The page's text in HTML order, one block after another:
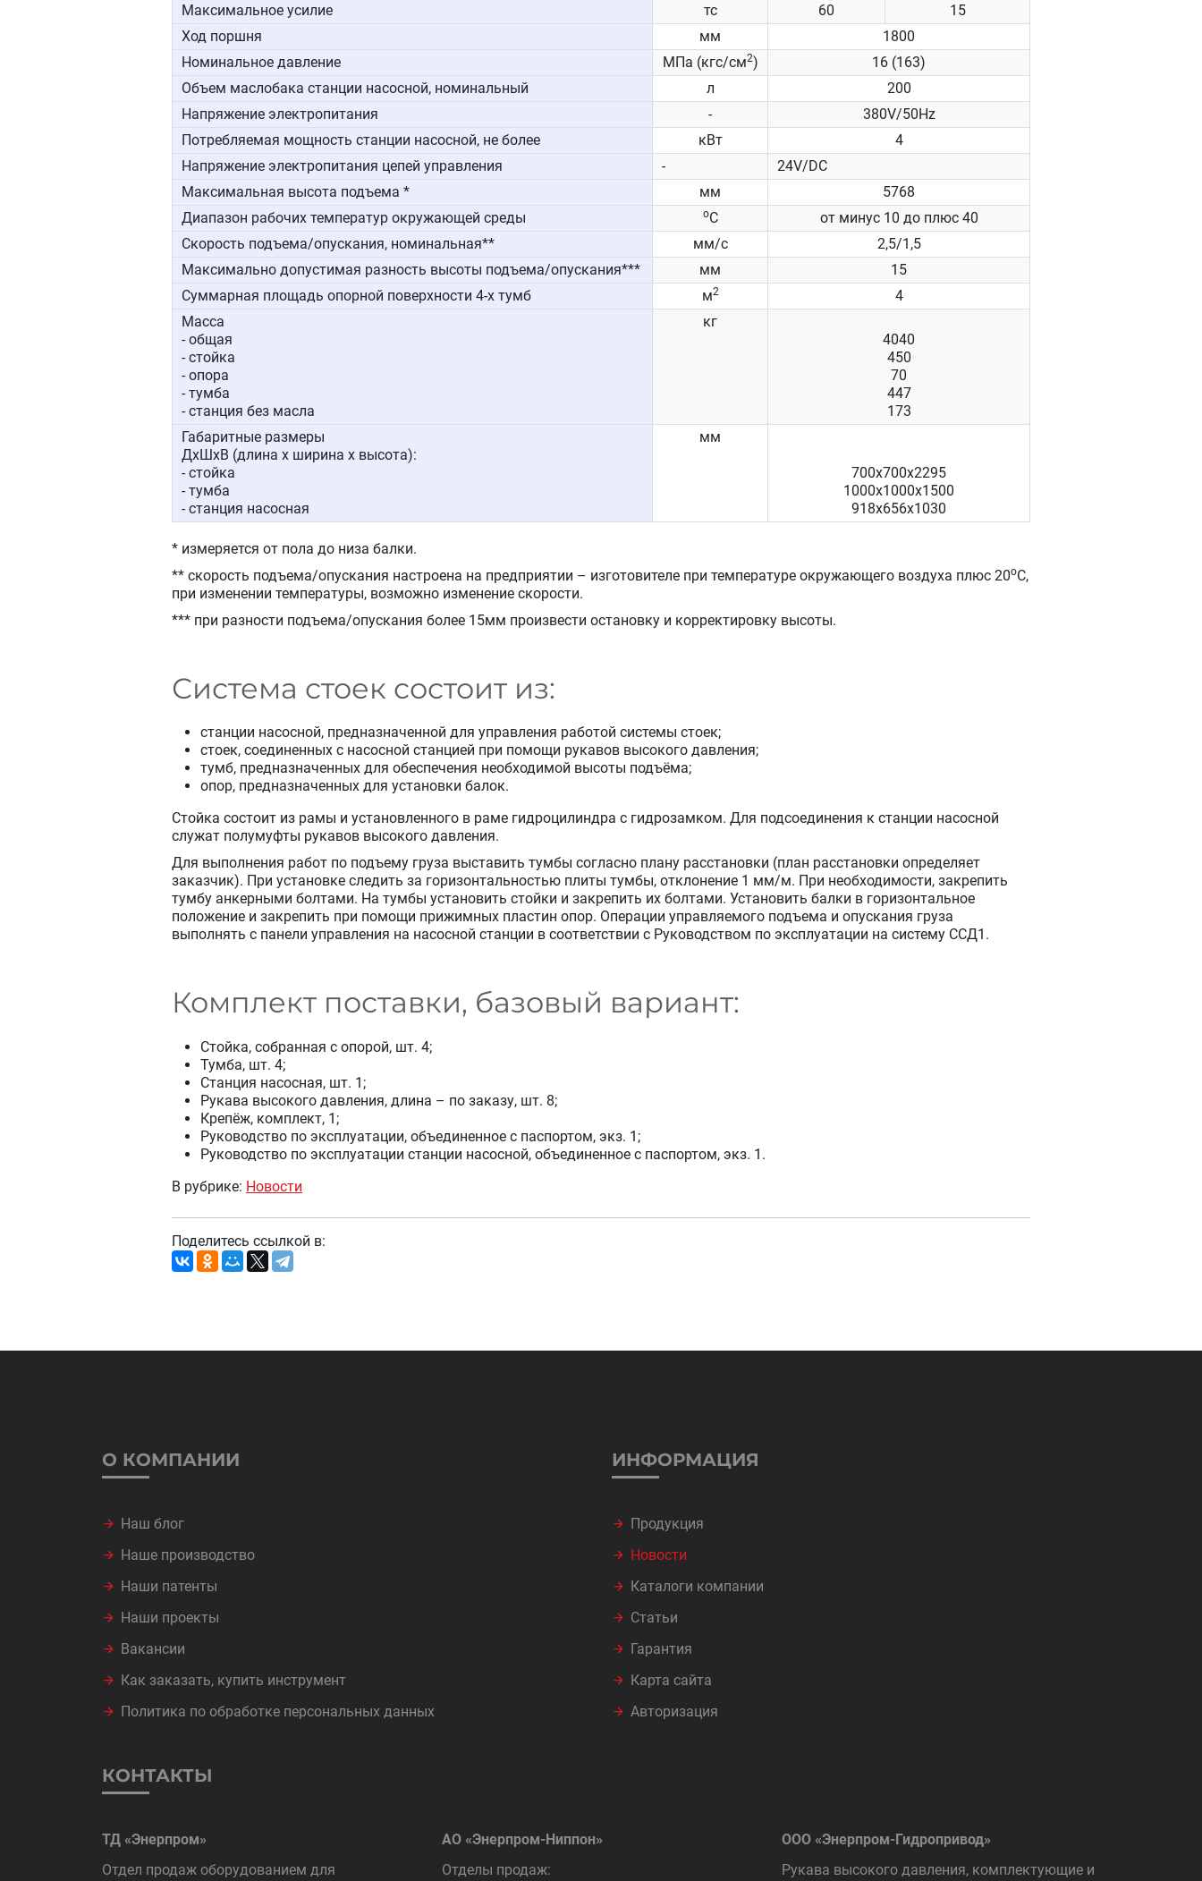
Максимальное усилие
тс 60
15
Ход поршня
мм
1800
Номинальное давление
МПа (кгс/см2)
16 (163)
Объем маслобака станции насосной, номинальный
л
200
Напряжение электропитания
-
380V/50Hz
Потребляемая мощность станции насосной, не более
кВт
4
Напряжение электропитания цепей управления
-
24V/DC
Максимальная высота подъема *
мм
5768
Диапазон рабочих температур окружающей среды
оС
от минус 10 до плюс 40
Скорость подъема/опускания, номинальная**
мм/с
2,5/1,5
Максимально допустимая разность высоты подъема/опускания***
мм
15
Суммарная площадь опорной поверхности 4-х тумб
м2
4
Масса
- общая
- стойка
- опора
- тумба
- станция без масла
кг
4040
450
70
447
173
Габаритные размеры
ДxШxВ (длина х ширина х высота):
- стойка
- тумба
- станция насосная
мм
700х700х2295
1000х1000х1500
918х656х1030
* измеряется от пола до низа балки.
** скорость подъема/опускания настроена на предприятии – изготовителе при температуре окружающего воздуха плюс 20оС,
при изменении температуры, возможно изменение скорости.
*** при разности подъема/опускания более 15мм произвести остановку и корректировку высоты.
Система стоек состоит из:
станции насосной, предназначенной для управления работой системы стоек;
стоек, соединенных с насосной станцией при помощи рукавов высокого давления;
тумб, предназначенных для обеспечения необходимой высоты подъёма;
опор, предназначенных для установки балок.
Стойка состоит из рамы и установленного в раме гидроцилиндра с гидрозамком. Для подсоединения к станции насосной
служат полумуфты рукавов высокого давления.
Для выполнения работ по подъему груза выставить тумбы согласно плану расстановки (план расстановки определяет
заказчик). При установке следить за горизонтальностью плиты тумбы, отклонение 1 мм/м. При необходимости, закрепить
тумбу анкерными болтами. На тумбы установить стойки и закрепить их болтами. Установить балки в горизонтальное
положение и закрепить при помощи прижимных пластин опор. Операции управляемого подъема и опускания груза
выполнять с панели управления на насосной станции в соответствии с Руководством по эксплуатации на систему ССД1.
Комплект поставки, базовый вариант:
Стойка, собранная с опорой, шт. 4;
Тумба, шт. 4;
Станция насосная, шт. 1;
Рукава высокого давления, длина – по заказу, шт. 8;
Крепёж, комплект, 1;
Руководство по эксплуатации, объединенное с паспортом, экз. 1;
Руководство по эксплуатации станции насосной, объединенное с паспортом, экз. 1.
В рубрике: Новости
Поделитесь ссылкой в:
О КОМПАНИИ
Наш блог
Наше производство
Наши патенты
Наши проекты
Вакансии
Как заказать, купить инструмент
Политика по обработке персональных данных
ИНФОРМАЦИЯ
Продукция
Новости
Каталоги компании
Статьи
Гарантия
Карта сайта
Авторизация
КОНТАКТЫ
ТД «Энерпром»
Отдел продаж оборудованием для
АО «Энерпром-Ниппон»
Отделы продаж:
ООО «Энерпром-Гидропривод»
Рукава высокого давления, комплектующие и